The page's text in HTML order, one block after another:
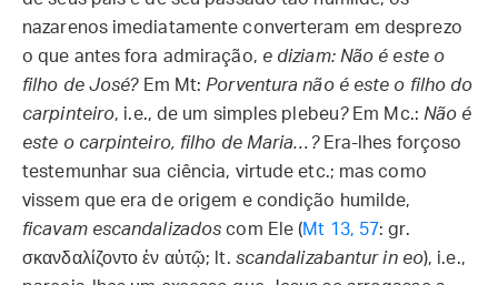
nazarenos imediatamente converteram em desprezo
o que antes fora admiração, e diziam: Não é este o
filho de José?Em Mt: Porventura não é este o filho do
carpinteiro, i.e., de um simples plebeu?Em Mc.: Não é
este o carpinteiro, filho de Maria…?Era-lhes forçoso
testemunhar sua ciência, virtude etc.; mas como
vissem que era de origem e condição humilde,
ficavam escandalizados com Ele (Mt 13, 57: gr.
σκανδαλίζοντο ἐν αὐτῷ; lt. scandalizabantur in eo), i.e.,